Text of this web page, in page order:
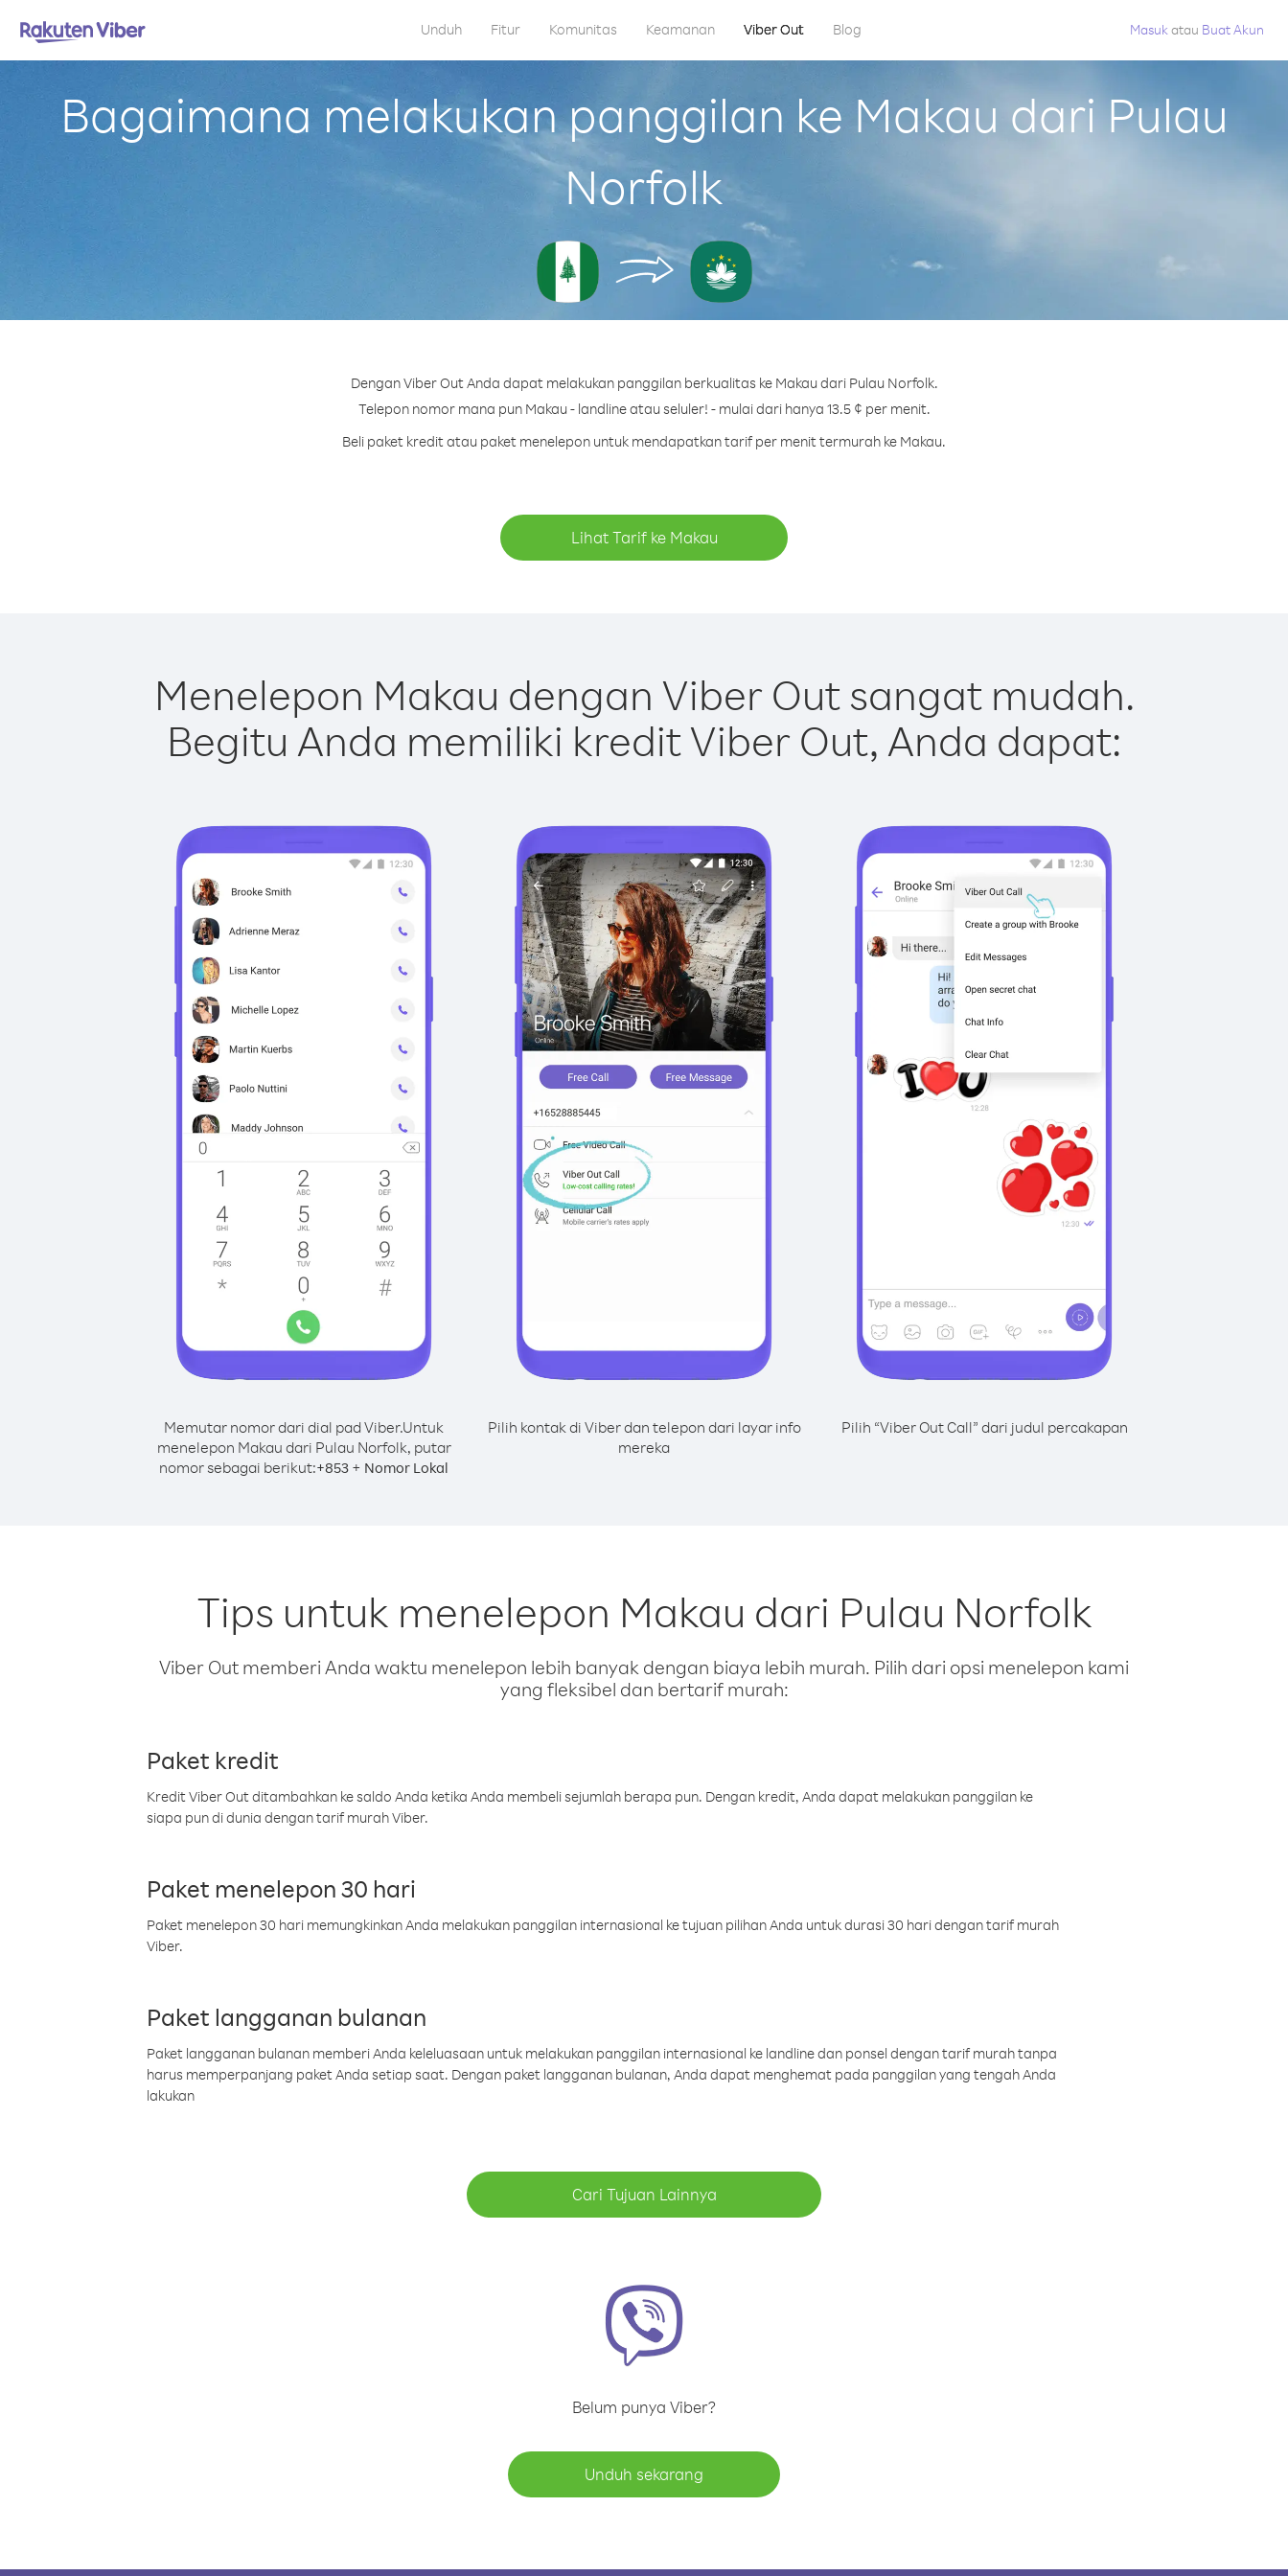
Unduh Fitur Komunitas Keamanan Viber Out Blog Masuk atau Buat Akun
Bagaimana melakukan panggilan ke Makau dari Pulau
Norfolk
Dengan Viber Out Anda dapat melakukan panggilan berkualitas ke Makau dari Pulau Norfolk.
Telepon nomor mana pun Makau - landline atau seluler! - mulai dari hanya 13.5 ¢ per menit.
Beli paket kredit atau paket menelepon untuk mendapatkan tarif per menit termurah ke Makau.
Lihat Tarif ke Makau
Menelepon Makau dengan Viber Out sangat mudah.
Begitu Anda memiliki kredit Viber Out, Anda dapat:
Memutar nomor dari dial pad Viber.Untuk
menelepon Makau dari Pulau Norfolk, putar
nomor sebagai berikut:+853 + Nomor Lokal
Pilih kontak di Viber dan telepon dari layar info
mereka
Pilih “Viber Out Call” dari judul percakapan
Tips untuk menelepon Makau dari Pulau Norfolk
Viber Out memberi Anda waktu menelepon lebih banyak dengan biaya lebih murah. Pilih dari opsi menelepon kami
yang fleksibel dan bertarif murah:
Paket kredit
Kredit Viber Out ditambahkan ke saldo Anda ketika Anda membeli sejumlah berapa pun. Dengan kredit, Anda dapat melakukan panggilan ke
siapa pun di dunia dengan tarif murah Viber.
Paket menelepon 30 hari
Paket menelepon 30 hari memungkinkan Anda melakukan panggilan internasional ke tujuan pilihan Anda untuk durasi 30 hari dengan tarif murah
Viber.
Paket langganan bulanan
Paket langganan bulanan memberi Anda keleluasaan untuk melakukan panggilan internasional ke landline dan ponsel dengan tarif murah tanpa
harus memperpanjang paket Anda setiap saat. Dengan paket langganan bulanan, Anda dapat menghemat pada panggilan yang tengah Anda
lakukan
Cari Tujuan Lainnya
Belum punya Viber?
Unduh sekarang